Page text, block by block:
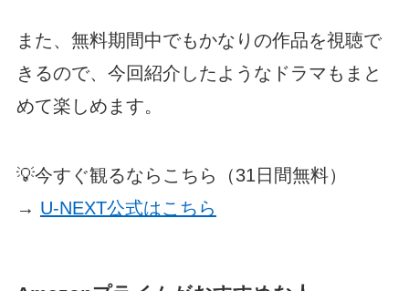
また、無料期間中でもかなりの作品を視聴で
きるので、今回紹介したようなドラマもまと
めて楽しめます。
💡今すぐ観るならこちら（31日間無料）
→ U-NEXT公式はこちら